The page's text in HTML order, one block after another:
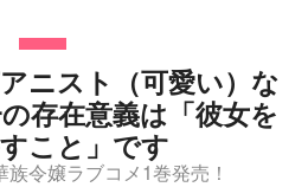
ニスト（可愛い）な
存在意義は「彼女を
こと」です
令嬢ラブコメ1巻発売！